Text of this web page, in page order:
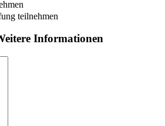
teilnehmen
Informationen